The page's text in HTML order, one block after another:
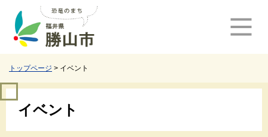
で
ば
文
トップページ > イベント
イベント